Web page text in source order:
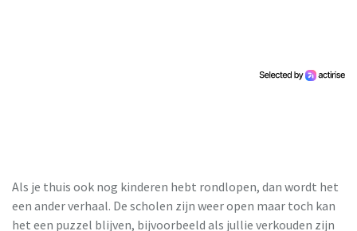
Als je thuis ook nog kinderen hebt rondlopen, dan wordt het
een ander verhaal. De scholen zijn weer open maar toch kan
het een puzzel blijven, bijvoorbeeld als jullie verkouden zijn